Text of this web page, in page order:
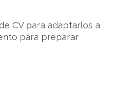
CV para adaptarlos a
para preparar